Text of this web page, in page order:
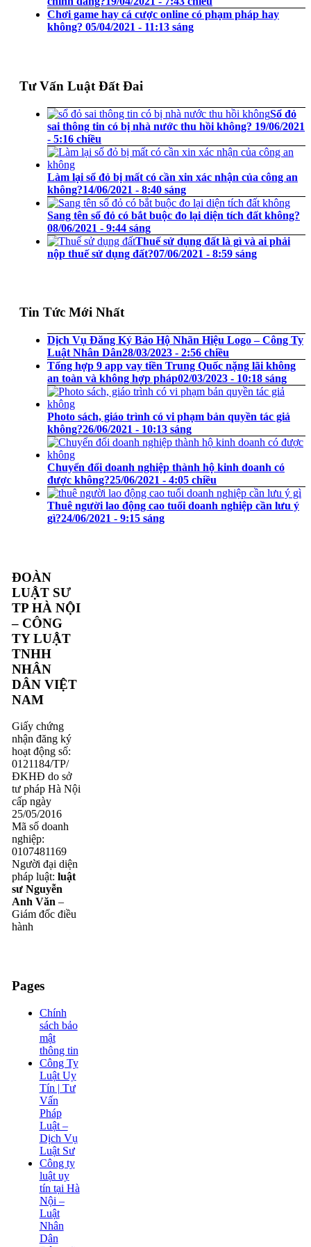
Chơi game hay cá cược online có phạm pháp hay
không? 05/04/2021 - 11:13 sáng
Tư Vấn Luật Đất Đai
Sổ đỏ
sai thông tin có bị nhà nước thu hồi không? 19/06/2021
- 5:16 chiều
Làm lại sổ đỏ bị mất có cần xin xác nhận của công an
không?14/06/2021 - 8:40 sáng
Sang tên sổ đỏ có bắt buộc đo lại diện tích đất không?
08/06/2021 - 9:44 sáng
Thuế sử dụng đất là gì và ai phải
nộp thuế sử dụng đất?07/06/2021 - 8:59 sáng
Tin Tức Mới Nhất
Dịch Vụ Đăng Ký Bảo Hộ Nhãn Hiệu Logo – Công Ty
Luật Nhân Dân28/03/2023 - 2:56 chiều
Tổng hợp 9 app vay tiền Trung Quốc nặng lãi không
an toàn và không hợp pháp02/03/2023 - 10:18 sáng
Photo sách, giáo trình có vi phạm bản quyền tác giả
không?26/06/2021 - 10:13 sáng
Chuyển đổi doanh nghiệp thành hộ kinh doanh có
được không?25/06/2021 - 4:05 chiều
Thuê người lao động cao tuổi doanh nghiệp cần lưu ý
gì?24/06/2021 - 9:15 sáng
ĐOÀN
LUẬT SƯ
TP HÀ NỘI
– CÔNG
TY LUẬT
TNHH
NHÂN
DÂN VIỆT
NAM
Giấy chứng
nhận đăng ký
hoạt động số:
0121184/TP/
ĐKHĐ do sở
tư pháp Hà Nội
cấp ngày
25/05/2016
Mã số doanh
nghiệp:
0107481169
Người đại diện
pháp luật: luật
sư Nguyễn
Anh Văn –
Giám đốc điều
hành
Pages
Chính
sách bảo
mật
thông tin
Công Ty
Luật Uy
Tín | Tư
Vấn
Pháp
Luật –
Dịch Vụ
Luật Sư
Công ty
luật uy
tín tại Hà
Nội –
Luật
Nhân
Dân